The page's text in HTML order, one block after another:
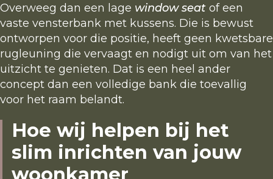
Overweeg dan een lage window seat of een
vaste vensterbank met kussens. Die is bewust
ontworpen voor die positie, heeft geen kwetsbare
rugleuning die vervaagt en nodigt uit om van het
uitzicht te genieten. Dat is een heel ander
concept dan een volledige bank die toevallig
voor het raam belandt.
Hoe wij helpen bij het
slim inrichten van jouw
woonkamer